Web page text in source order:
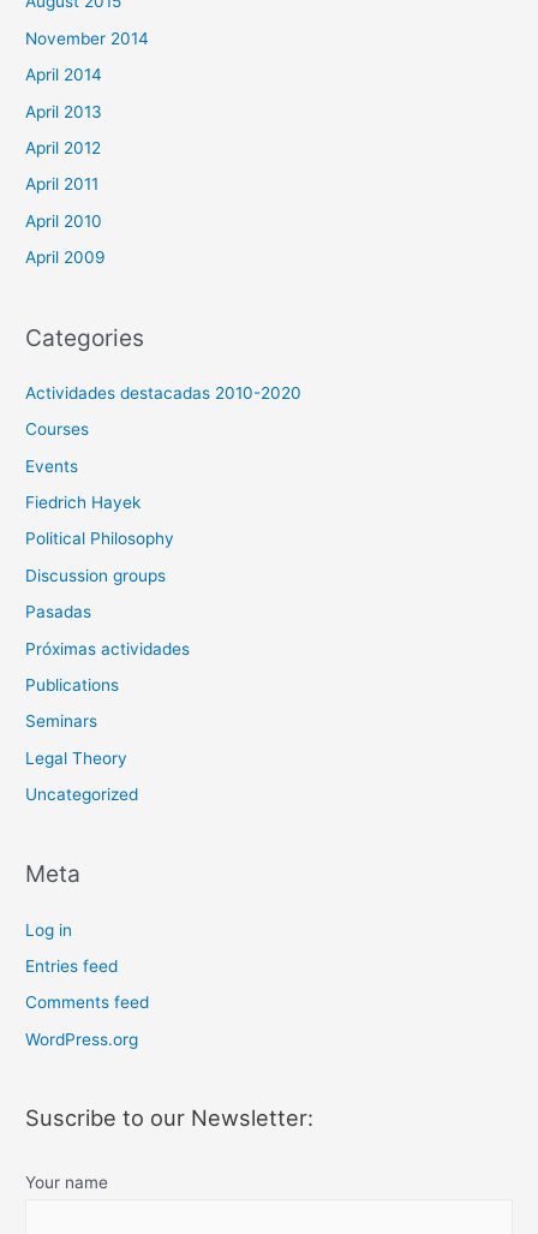
November 2014
April 2014
April 2013
April 2012
April 2011
April 2010
April 2009
Categories
Actividades destacadas 2010-2020
Courses
Events
Fiedrich Hayek
Political Philosophy
Discussion groups
Pasadas
Próximas actividades
Publications
Seminars
Legal Theory
Uncategorized
Meta
Log in
Entries feed
Comments feed
WordPress.org
Suscribe to our Newsletter:
Your name